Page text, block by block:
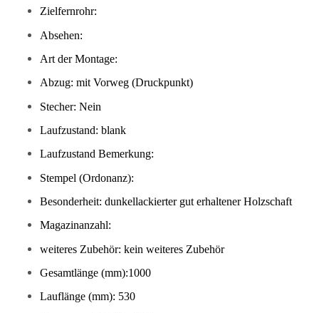
Zielfernrohr:
Absehen:
Art der Montage:
Abzug: mit Vorweg (Druckpunkt)
Stecher: Nein
Laufzustand: blank
Laufzustand Bemerkung:
Stempel (Ordonanz):
Besonderheit: dunkellackierter gut erhaltener Holzschaft
Magazinanzahl:
weiteres Zubehör: kein weiteres Zubehör
Gesamtlänge (mm):1000
Lauflänge (mm): 530